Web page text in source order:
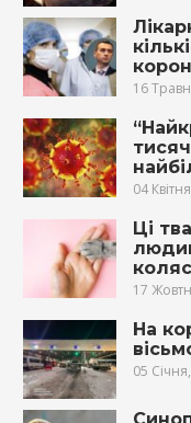
16
04
Ці
17
На
05